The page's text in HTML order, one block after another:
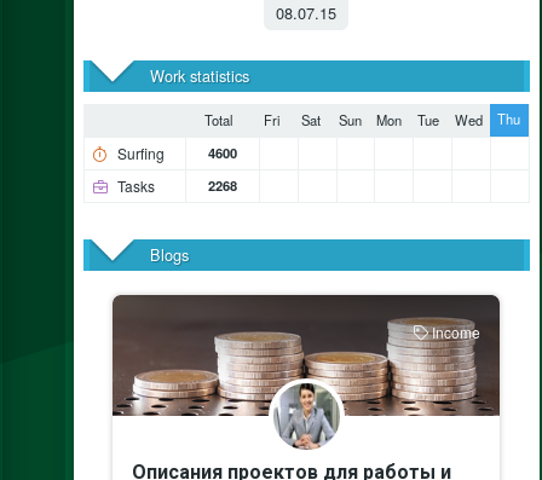
08.07.15
Work statistics
Total Fri Sat Sun Mon Tue Wed Thu
Surfing 4600
Tasks 2268
Blogs
Income
Описания проектов для работы и